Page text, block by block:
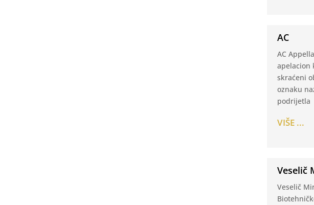
AC
AC
apelacion
skraćeni
oznaku
podrijetla
VIŠE ...
Veselič
Veselič